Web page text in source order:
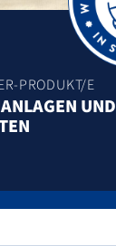
PRODUKT/E
UND